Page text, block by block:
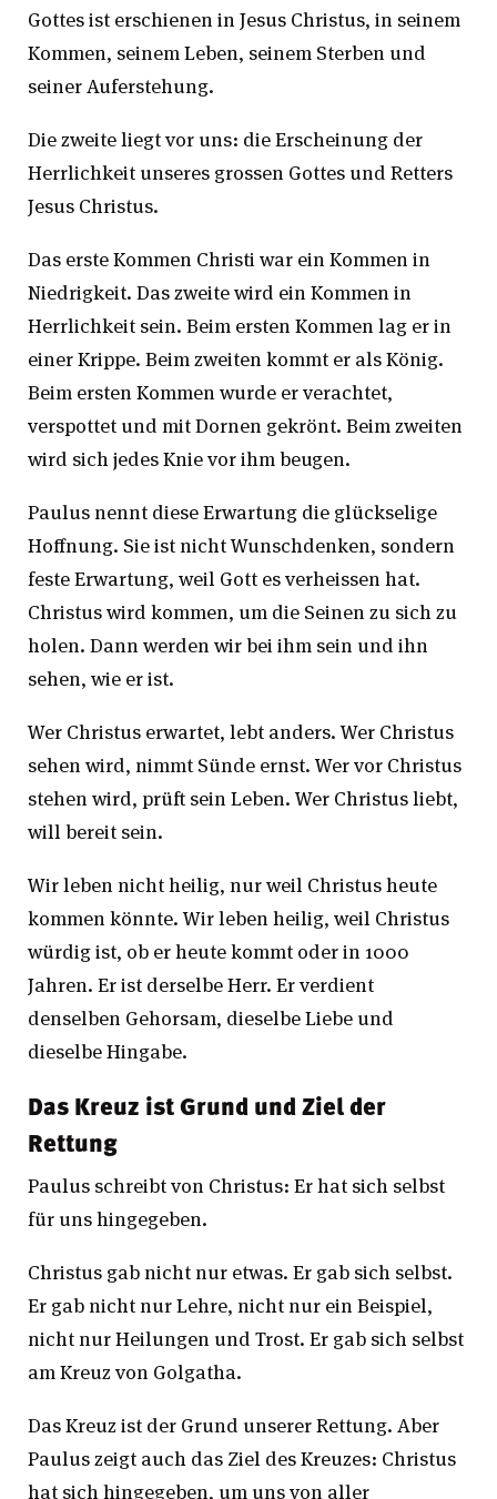
Gottes ist erschienen in Jesus Christus, in seinem
Kommen, seinem Leben, seinem Sterben und
seiner Auferstehung.
Die zweite liegt vor uns: die Erscheinung der
Herrlichkeit unseres grossen Gottes und Retters
Jesus Christus.
Das erste Kommen Christi war ein Kommen in
Niedrigkeit. Das zweite wird ein Kommen in
Herrlichkeit sein. Beim ersten Kommen lag er in
einer Krippe. Beim zweiten kommt er als König.
Beim ersten Kommen wurde er verachtet,
verspottet und mit Dornen gekrönt. Beim zweiten
wird sich jedes Knie vor ihm beugen.
Paulus nennt diese Erwartung die glückselige
Hoffnung. Sie ist nicht Wunschdenken, sondern
feste Erwartung, weil Gott es verheissen hat.
Christus wird kommen, um die Seinen zu sich zu
holen. Dann werden wir bei ihm sein und ihn
sehen, wie er ist.
Wer Christus erwartet, lebt anders. Wer Christus
sehen wird, nimmt Sünde ernst. Wer vor Christus
stehen wird, prüft sein Leben. Wer Christus liebt,
will bereit sein.
Wir leben nicht heilig, nur weil Christus heute
kommen könnte. Wir leben heilig, weil Christus
würdig ist, ob er heute kommt oder in 1000
Jahren. Er ist derselbe Herr. Er verdient
denselben Gehorsam, dieselbe Liebe und
dieselbe Hingabe.
Das Kreuz ist Grund und Ziel der
Rettung
Paulus schreibt von Christus: Er hat sich selbst
für uns hingegeben.
Christus gab nicht nur etwas. Er gab sich selbst.
Er gab nicht nur Lehre, nicht nur ein Beispiel,
nicht nur Heilungen und Trost. Er gab sich selbst
am Kreuz von Golgatha.
Das Kreuz ist der Grund unserer Rettung. Aber
Paulus zeigt auch das Ziel des Kreuzes: Christus
hat sich hingegeben, um uns von aller